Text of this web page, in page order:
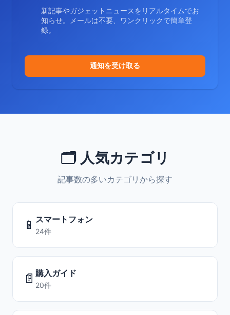
新記事やガジェットニュースをリアルタイムでお
知らせ。メールは不要、ワンクリックで簡単登
録。
通知を受け取る
🗂️ 人気カテゴリ
記事数の多いカテゴリから探す
📱 スマートフォン
24件
📄 購入ガイド
20件